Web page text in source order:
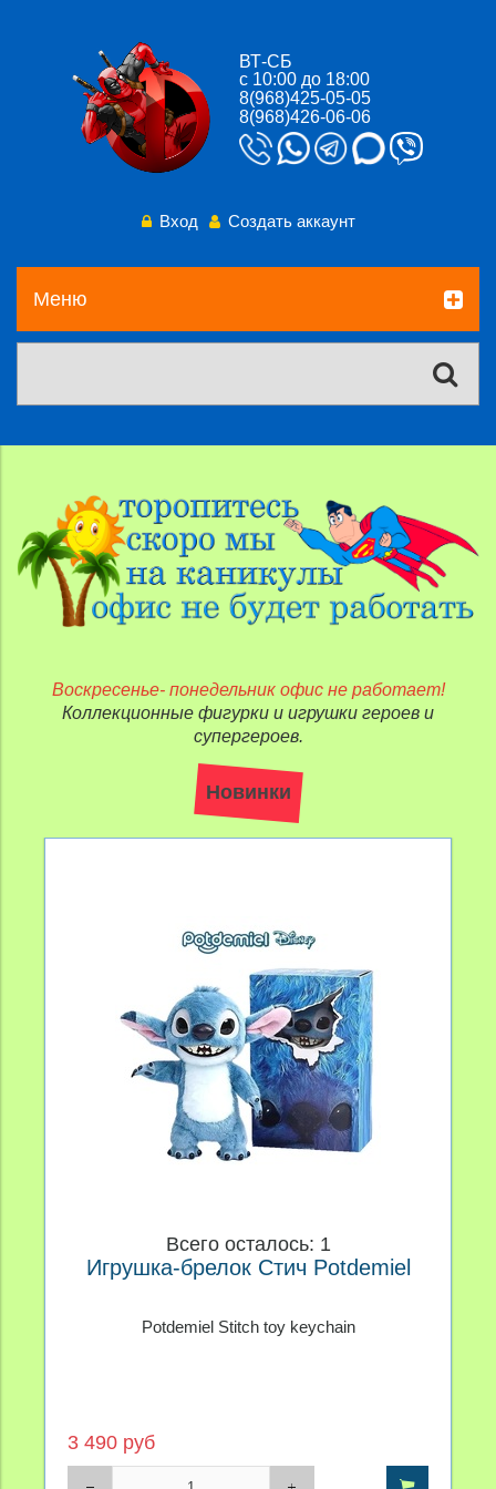
ВТ-СБ
с 10:00 до 18:00
8(968)425-05-05
8(968)426-06-06
Вход Создать аккаунт
Меню
Воскресенье- понедельник офис не работает!
Коллекционные фигурки и игрушки героев и
супергероев.
Новинки
Всего осталось: 1
Игрушка-брелок Стич Potdemiel
Potdemiel Stitch toy keychain
3 490 руб